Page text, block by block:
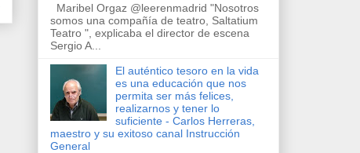
Maribel Orgaz @leerenmadrid "Nosotros
somos una compañía de teatro, Saltatium
Teatro ", explicaba el director de escena
Sergio A...
El auténtico tesoro en la vida
es una educación que nos
permita ser más felices,
realizarnos y tener lo
suficiente - Carlos Herreras,
maestro y su exitoso canal Instrucción
General